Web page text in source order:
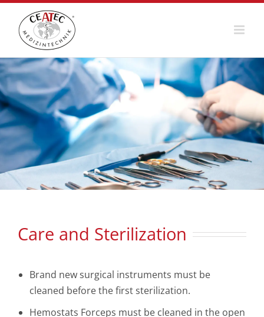
Skip
content
Care and Sterilization
Brand new surgical instruments must be
cleaned before the first sterilization.
Hemostats Forceps must be cleaned in the open